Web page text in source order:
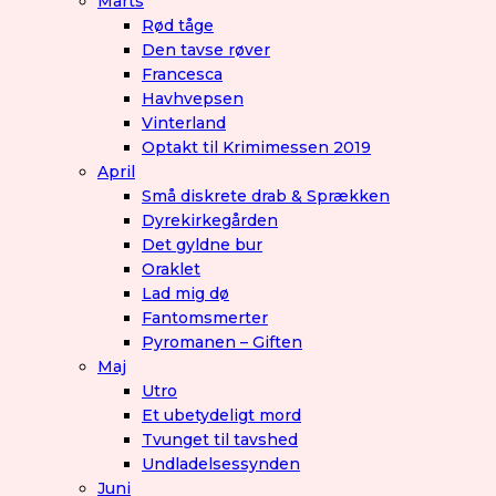
Rød tåge
Den tavse røver
Francesca
Havhvepsen
Vinterland
Optakt til Krimimessen 2019
April
Små diskrete drab & Sprækken
Dyrekirkegården
Det gyldne bur
Oraklet
Lad mig dø
Fantomsmerter
Pyromanen – Giften
Maj
Utro
Et ubetydeligt mord
Tvunget til tavshed
Undladelsessynden
Juni